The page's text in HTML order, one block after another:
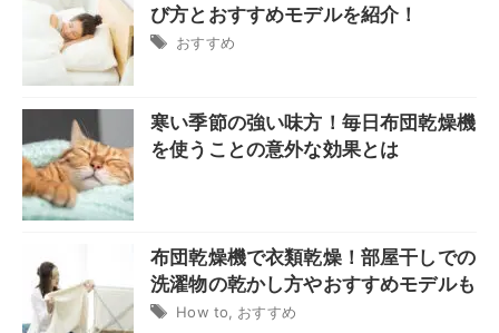
び方とおすすめモデルを紹介！
おすすめ
寒い季節の強い味方！毎日布団乾燥機
を使うことの意外な効果とは
布団乾燥機で衣類乾燥！部屋干しでの
洗濯物の乾かし方やおすすめモデルも
How to おすすめ